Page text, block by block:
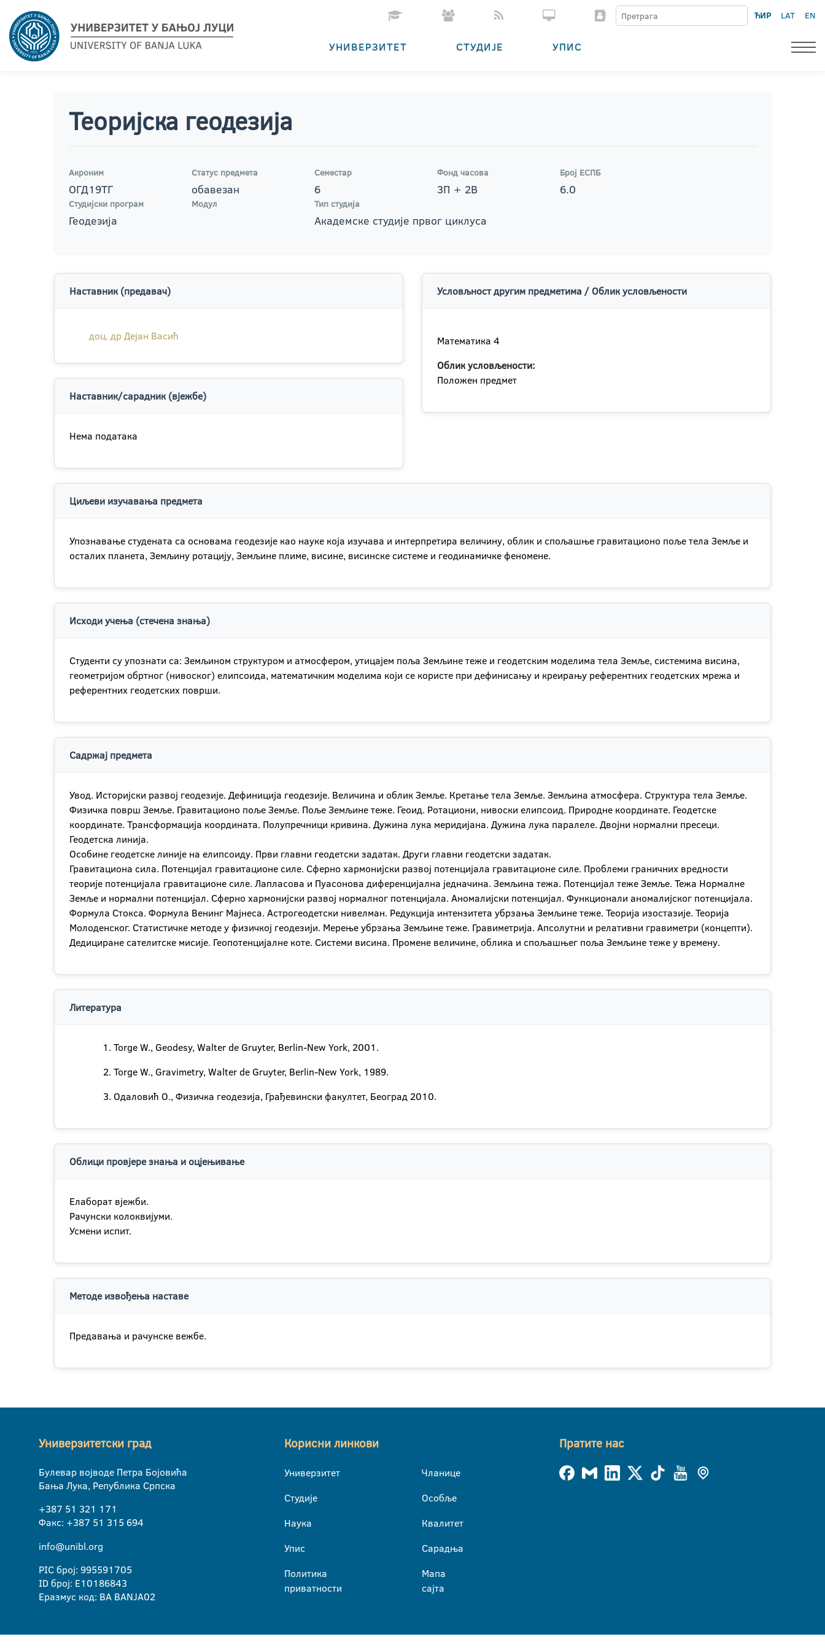
ЋИР LAT EN
УНИВЕРЗИТЕТ СТУДИЈЕ УПИС
Теоријска геодезија
Акроним
ОГД19ТГ
Статус предмета
обавезан
Семестар
6
Фонд часова
3П + 2В
Број ЕСПБ
6.0
Студијски програм
Геодезија
Модул Тип студија
Академске студије првог циклуса
Наставник (предавач)
доц. др Дејан Васић
Наставник/сарадник (вјежбе)
Нема података
Условљност другим предметима / Облик условљености
Математика 4
Облик условљености:
Положен предмет
Циљеви изучавања предмета
Упознавање студената са основама геодезије као науке која изучава и интерпретира величину, облик и спољашње гравитационо поље тела Земље и
осталих планета, Земљину ротацију, Земљине плиме, висине, висинске системе и геодинамичке феномене.
Исходи учења (стечена знања)
Студенти су упознати са: Земљином структуром и атмосфером, утицајем поља Земљине теже и геодетским моделима тела Земље, системима висина,
геометријом обртног (нивоског) елипсоида, математичким моделима који се користе при дефинисању и креирању референтних геодетских мрежа и
референтних геодетских површи.
Садржај предмета
Увод. Историјски развој геодезије. Дефиниција геодезије. Величина и облик Земље. Кретање тела Земље. Земљина атмосфера. Структура тела Земље.
Физичка површ Земље. Гравитационо поље Земље. Поље Земљине теже. Геоид. Ротациони, нивоски елипсоид. Природне координате. Геодетске
координате. Трансформација координата. Полупречници кривина. Дужина лука меридијана. Дужина лука паралеле. Двојни нормални пресеци.
Геодетска линија.
Особине геодетске линије на елипсоиду. Први главни геодетски задатак. Други главни геодетски задатак.
Гравитациона сила. Потенцијал гравитационе силе. Сферно хармонијски развој потенцијала гравитационе силе. Проблеми граничних вредности
теорије потенцијала гравитационе силе. Лапласова и Пуасонова диференцијална једначина. Земљина тежа. Потенцијал теже Земље. Тежа Нормалне
Земље и нормални потенцијал. Сферно хармонијски развој нормалног потенцијала. Аномалијски потенцијал. Функционали аномалијског потенцијала.
Формула Стокса. Формула Венинг Мајнеса. Астрогеодетски нивелман. Редукција интензитета убрзања Земљине теже. Теорија изостазије. Теорија
Молоденског. Статистичке методе у физичкој геодезији. Мерење убрзања Земљине теже. Гравиметрија. Апсолутни и релативни гравиметри (концепти).
Дедициране сателитске мисије. Геопотенцијалне коте. Системи висина. Промене величине, облика и спољашњег поља Земљине теже у времену.
Литература
Torge W., Geodesy, Walter de Gruyter, Berlin-New York, 2001.
Torge W., Gravimetry, Walter de Gruyter, Berlin-New York, 1989.
Одаловић О., Физичка геодезија, Грађевински факултет, Беoград 2010.
Облици провјере знања и оцјењивање
Елаборат вјежби.
Рачунски колоквијуми.
Усмени испит.
Методе извођења наставе
Предавања и рачунске вежбе.
Универзитетски град
Булевар војводе Петра Бојовића
Бања Лука, Република Српска
+387 51 321 171
Факс: +387 51 315 694
info@unibl.org
PIC број: 995591705
ID број: E10186843
Еразмус код: BA BANJA02
Корисни линкови
Универзитет
Студије
Наука
Упис
Политика
приватности
Чланице
Особље
Квалитет
Сарадња
Мапа
сајта
Пратите нас